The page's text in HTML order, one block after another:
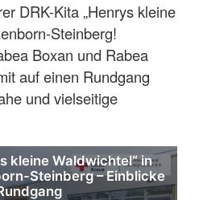
kleine Waldwichtel“ in
Steinberg – Einblicke
DRK-Kita „Henrys kleine
Steinberg!
Boxan und Rabea
auf einen Rundgang
und vielseitige